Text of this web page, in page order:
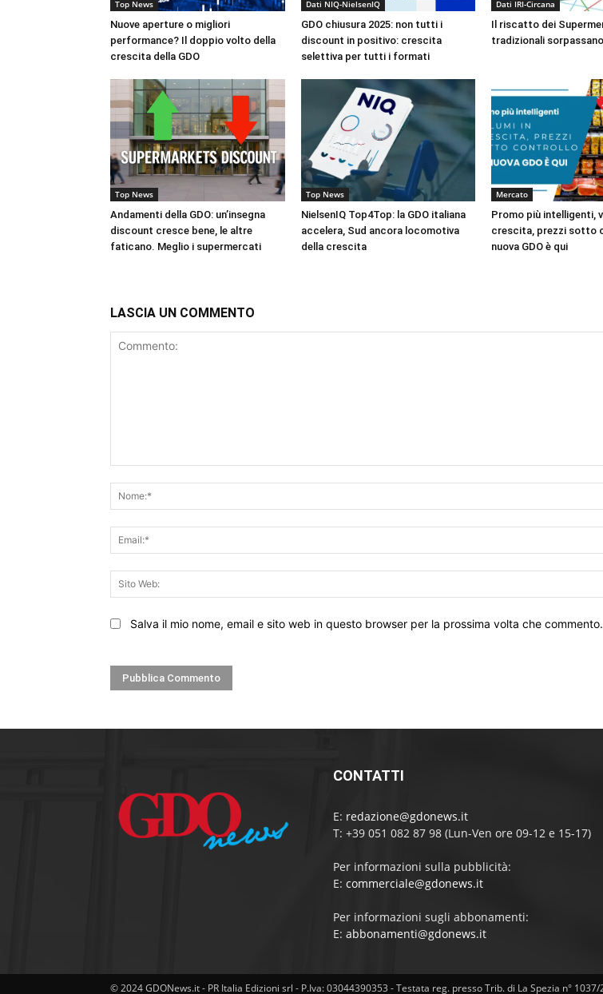
Top News
Nuove aperture o migliori
performance? Il doppio volto della
crescita della GDO
Dati NIQ-NielsenIQ
GDO chiusura 2025: non tutti i
discount in positivo: crescita
selettiva per tutti i formati
Dati IRI-Circana
Il riscatto dei
tradizionali
Top News
Andamenti della GDO: un’insegna
discount cresce bene, le altre
faticano. Meglio i supermercati
Top News
NielsenIQ Top4Top: la GDO italiana
accelera, Sud ancora locomotiva
della crescita
Mercato
Promo più intelligenti,
crescita, prezzi sotto
nuova GDO è qui
LASCIA UN COMMENTO
Salva il mio nome, email e sito web in questo browser per la prossima volta che commento.
CONTATTI
E: redazione@gdonews.it
T: +39 051 082 87 98 (Lun-Ven ore 09-12 e 15-17)
Per informazioni sulla pubblicità:
E: commerciale@gdonews.it
Per informazioni sugli abbonamenti:
E: abbonamenti@gdonews.it
© 2024 GDONews.it - PR Italia Edizioni srl - P.Iva: 03044390353 - Testata reg. presso Trib. di La Spezia n° 1037/